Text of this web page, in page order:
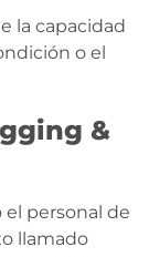
la capacidad
o el
&
el personal de
llamado